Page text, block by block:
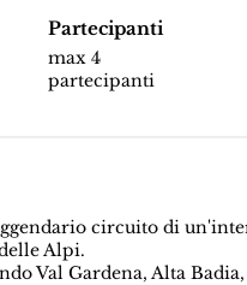
Partecipanti
max 4
partecipanti
circuito di
Alpi.
Val Gardena, Alta